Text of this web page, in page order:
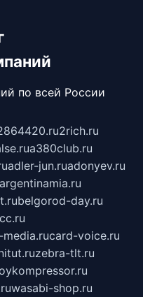
по всей России
2rich.ru
a380club.ru
adler-jun.ruadonyev.ru
argentinamia.ru
belgorod-day.ru
card-voice.ru
zebra-tlt.ru
wasabi-shop.ru